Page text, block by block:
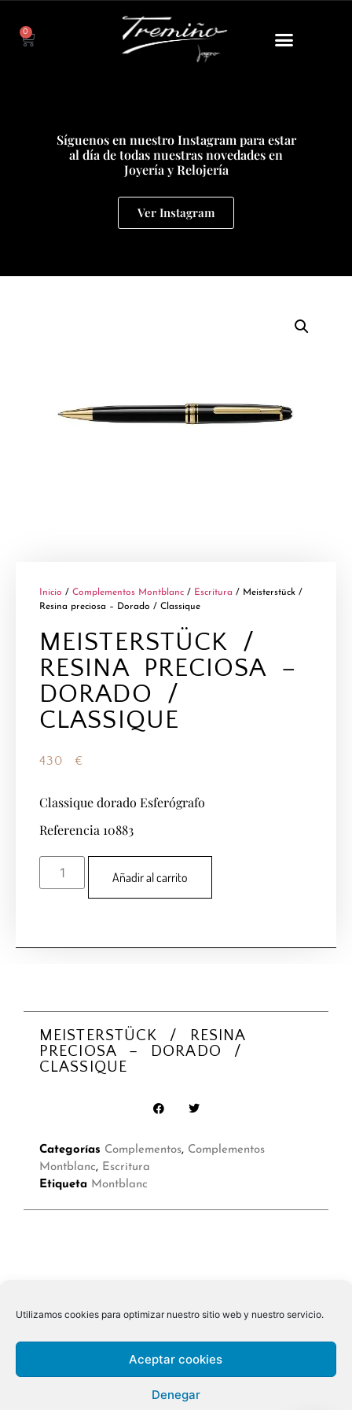
Utilizamos cookies para optimizar nuestro sitio web y nuestro servicio.
Aceptar cookies
Denegar
0
Síguenos en nuestro Instagram para estar
al día de todas nuestras novedades en
Joyería y Relojería
Ver Instagram
Inicio / Complementos Montblanc / Escritura / Meisterstück /
Resina preciosa – Dorado / Classique
MEISTERSTÜCK /
RESINA PRECIOSA –
DORADO /
CLASSIQUE
430€
Classique dorado Esferógrafo
Referencia 10883
Añadir al carrito
MEISTERSTÜCK / RESINA
PRECIOSA – DORADO /
CLASSIQUE
Categorías Complementos, Complementos
Montblanc, Escritura
Etiqueta Montblanc